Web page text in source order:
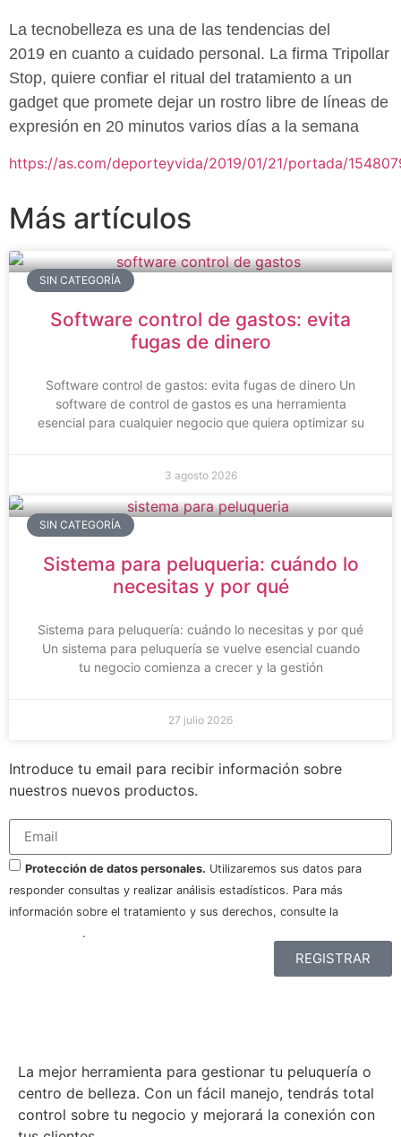
La tecnobelleza es una de las tendencias del
2019 en cuanto a cuidado personal . La firma Tripollar
Stop, quiere confiar el ritual del tratamiento a un
gadget que promete dejar un rostro libre de líneas de
expresión en 20 minutos varios días a la semana
https://as.com/deporteyvida/2019/01/21/portada/
Más artículos
SIN CATEGORÍA
Software control de gastos: evita
fugas de dinero
Software control de gastos: evita fugas de dinero Un
software de control de gastos es una herramienta
esencial para cualquier negocio que quiera optimizar su
3 agosto 2026
SIN CATEGORÍA
Sistema para peluqueria: cuándo lo
necesitas y por qué
Sistema para peluquería: cuándo lo necesitas y por qué
Un sistema para peluquería se vuelve esencial cuando
tu negocio comienza a crecer y la gestión
27 julio 2026
Introduce tu email para recibir información sobre
nuestros nuevos productos.
Protección de datos personales. Utilizaremos sus datos para
responder consultas y realizar análisis estadísticos. Para más
información sobre el tratamiento y sus derechos, consulte la
.
REGISTRAR
La mejor herramienta para gestionar tu peluquería o
centro de belleza. Con un fácil manejo, tendrás total
control sobre tu negocio y mejorará la conexión con